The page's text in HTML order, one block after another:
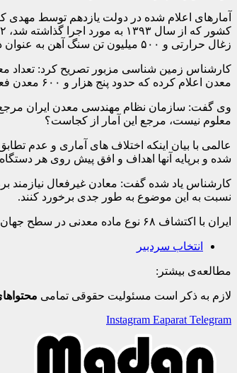
زغال حرارتی و ۵۰۰ میلیون تن سنگ آهن به عنوان ذخایر قطعی کشف شد.
معدن اعلام کرده که حدود پنج هزار و ۶۰۰ معدن فعال و بقیه راکد یا غیرفعال است، اما همین آمار امروز از سوی سازمان نظام مهندسی معدن مورد اختلاف است.
معلوم نیست، مرجع این آمار از کجاست؟
عالمی با بیان اینکه اختلاف های آماری و عدم
شده و برپایه آنها اهداف و افق پیش روی هر
کارشناس یاد شده گفت: معادن غیرفعال نیازمند
نسبت به این موضوع به طور جدی برخورد کنند.
ایران با اکتشاف ۶۸ نوع ماده معدنی در سطح جهان از لحاظ تنوع بین ۱۰ کشور شاخص دنیا جای گرفته است.
انتخاب سردبیر
مطالعه‌ی بیشتر:
لازم به ذکر است مسئولیت حقوقی تمامی
Instagram Eaparat Telegram